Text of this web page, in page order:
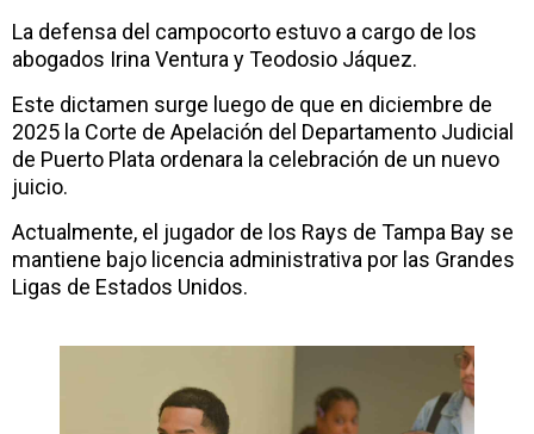
La defensa del campocorto estuvo a cargo de los
abogados Irina Ventura y Teodosio Jáquez.
Este dictamen surge luego de que en diciembre de
2025 la Corte de Apelación del Departamento Judicial
de Puerto Plata ordenara la celebración de un nuevo
juicio.
Actualmente, el jugador de los Rays de Tampa Bay se
mantiene bajo licencia administrativa por las Grandes
Ligas de Estados Unidos.